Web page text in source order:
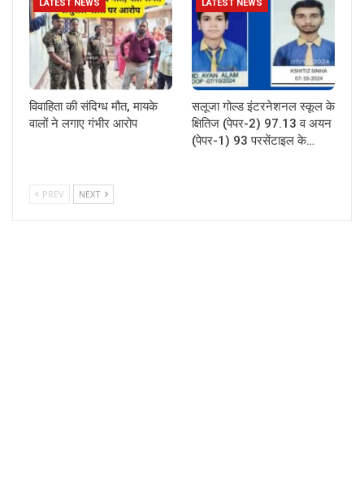
LATEST NEWS
विवाहिता की संदिग्ध मौत, मायके
वालों ने लगाए गंभीर आरोप
LATEST NEWS
सलूजा गोल्ड इंटरनेशनल स्कूल के
क्षितिज (पेपर-2) 97.13 व अयन
(पेपर-1) 93 परसेंटाइल के…
PREV NEXT